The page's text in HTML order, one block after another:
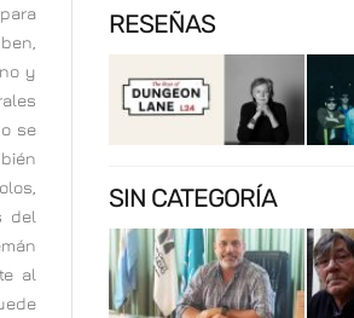
y
se
del
al
RESEÑAS
SIN CATEGORÍA